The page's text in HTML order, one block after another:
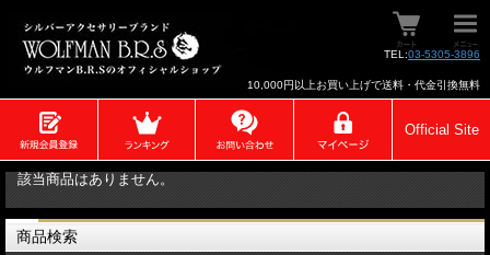
TEL:03-5305-3896
10,000円以上お買い上げで送料・代金引換無料
Official Site
該当商品はありません。
商品検索